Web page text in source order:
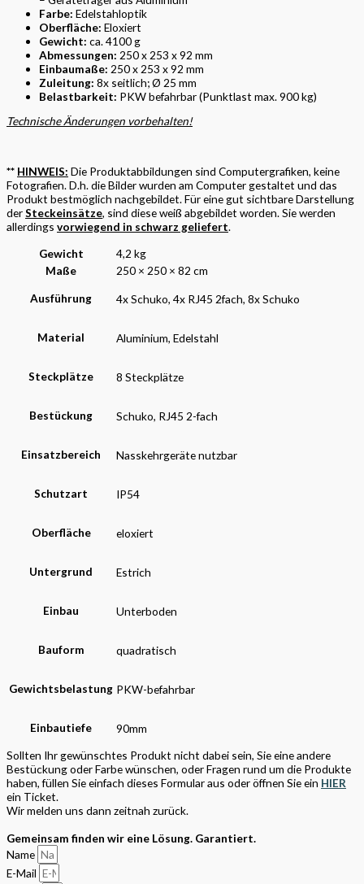
Farbe: Edelstahloptik
Oberfläche: Eloxiert
Gewicht: ca. 4100 g
Abmessungen: 250 x 253 x 92 mm
Einbaumaße: 250 x 253 x 92 mm
Zuleitung: 8x seitlich; Ø 25 mm
Belastbarkeit: PKW befahrbar (Punktlast max. 900 kg)
Technische Änderungen vorbehalten!
** HINWEIS: Die Produktabbildungen sind Computergrafiken, keine
Fotografien. D.h. die Bilder wurden am Computer gestaltet und das
Produkt bestmöglich nachgebildet. Für eine gut sichtbare Darstellung
derSteckeinsätze, sind diese weiß abgebildet worden. Sie werden
allerdings vorwiegend in schwarz geliefert.
Gewicht
4,2 kg
Maße
250 × 250 × 82 cm
Ausführung
4x Schuko, 4x RJ45 2fach, 8x Schuko
Material Aluminium, Edelstahl
Steckplätze 8 Steckplätze
Bestückung Schuko, RJ45 2-fach
Einsatzbereich Nasskehrgeräte nutzbar
Schutzart IP54
Oberfläche eloxiert
Untergrund Estrich
Einbau Unterboden
Bauform quadratisch
Gewichtsbelastung PKW-befahrbar
Einbautiefe
90mm
Sollten Ihr gewünschtes Produkt nicht dabei sein, Sie eine andere
Bestückung oder Farbe wünschen, oder Fragen rund um die Produkte
haben, füllen Sie einfach dieses Formular aus oder öffnen Sie ein HIER
ein Ticket.
Wir melden uns dann zeitnah zurück.
Gemeinsam finden wir eine Lösung. Garantiert.
Name
E-Mail